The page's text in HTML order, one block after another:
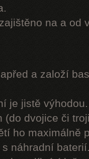
na a od
a založí
je jistě výhodou.
(do dvojice či
ho maximálně
náhradní